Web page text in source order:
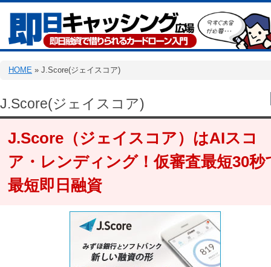
HOME » J.Score(ジェイスコア)
J.Score(ジェイスコア)
J.Score（ジェイスコア）はAIスコ
ア・レンディング！仮審査最短30秒
最短即日融資